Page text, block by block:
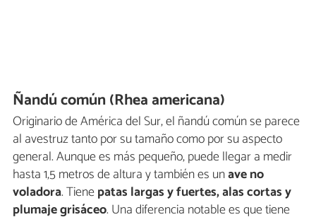
Ñandú común (Rhea americana)
Originario de América del Sur, el ñandú común se parece
al avestruz tanto por su tamaño como por su aspecto
general. Aunque es más pequeño, puede llegar a medir
hasta 1,5 metros de altura y también es unave no
voladora. Tienepatas largas y fuertes, alas cortas y
plumaje grisáceo. Una diferencia notable es que tiene